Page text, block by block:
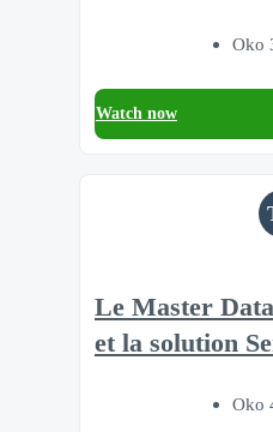
Oko
Watch now
Le Master
et la solution
Oko